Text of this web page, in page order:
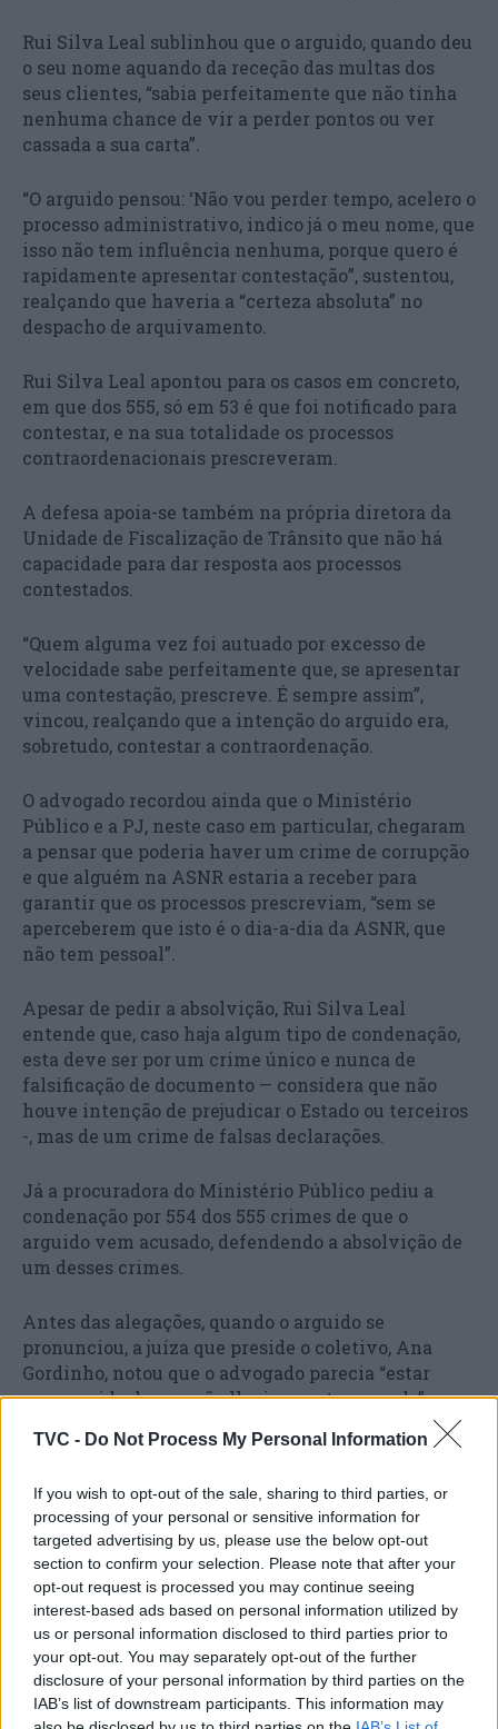
TVC - Do Not Process My Personal Information
If you wish to opt-out of the sale, sharing to third parties, or
processing of your personal or sensitive information for
targeted advertising by us, please use the below opt-out
section to confirm your selection. Please note that after your
opt-out request is processed you may continue seeing
interest-based ads based on personal information utilized by
us or personal information disclosed to third parties prior to
your opt-out. You may separately opt-out of the further
disclosure of your personal information by third parties on the
IAB’s list of downstream participants. This information may
Rui Silva Leal sublinhou que o arguido, quando deu
o seu nome aquando da receção das multas dos
seus clientes, “sabia perfeitamente que não tinha
nenhuma chance de vir a perder pontos ou ver
cassada a sua carta”.
“O arguido pensou: ‘Não vou perder tempo, acelero o
processo administrativo, indico já o meu nome, que
isso não tem influência nenhuma, porque quero é
rapidamente apresentar contestação”, sustentou,
realçando que haveria a “certeza absoluta” no
despacho de arquivamento.
Rui Silva Leal apontou para os casos em concreto,
em que dos 555, só em 53 é que foi notificado para
contestar, e na sua totalidade os processos
contraordenacionais prescreveram.
A defesa apoia-se também na própria diretora da
Unidade de Fiscalização de Trânsito que não há
capacidade para dar resposta aos processos
contestados.
“Quem alguma vez foi autuado por excesso de
velocidade sabe perfeitamente que, se apresentar
uma contestação, prescreve. É sempre assim”,
vincou, realçando que a intenção do arguido era,
sobretudo, contestar a contraordenação.
O advogado recordou ainda que o Ministério
Público e a PJ, neste caso em particular, chegaram
a pensar que poderia haver um crime de corrupção
e que alguém na ASNR estaria a receber para
garantir que os processos prescreviam, “sem se
aperceberem que isto é o dia-a-dia da ASNR, que
não tem pessoal”.
Apesar de pedir a absolvição, Rui Silva Leal
entende que, caso haja algum tipo de condenação,
esta deve ser por um crime único e nunca de
falsificação de documento — considera que não
houve intenção de prejudicar o Estado ou terceiros
-, mas de um crime de falsas declarações.
Já a procuradora do Ministério Público pediu a
condenação por 554 dos 555 crimes de que o
arguido vem acusado, defendendo a absolvição de
um desses crimes.
Antes das alegações, quando o arguido se
pronunciou, a juíza que preside o coletivo, Ana
Gordinho, notou que o advogado parecia “estar
convencido de que não lhe ia acontecer nada”.
“O senhor disse que tinha 100% de sucesso neste
alguma arrogância intelectual, de que achar que
nunca o iriam apanhar. Quem faz isto, é como se
achasse que nada lhe ia acontecer”, notou.